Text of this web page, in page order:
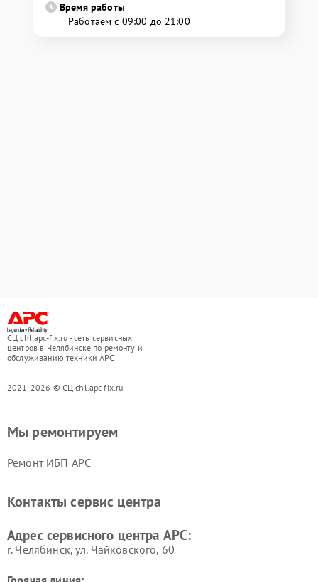
Время работы
Работаем с 09:00 до 21:00
СЦ chl.apc-fix.ru - сеть сервисных
центров в Челябинске по ремонту и
обслуживанию техники APC
2021-2026 © СЦ chl.apc-fix.ru
Мы ремонтируем
Ремонт ИБП APC
Контакты сервис центра
Адрес сервисного центра APC:
г. Челябинск, ул. Чайковского, 60